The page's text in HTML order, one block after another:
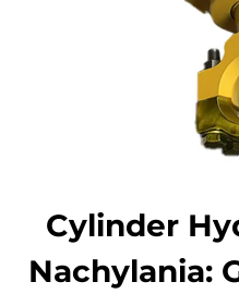
Cylinder
Nachylania: